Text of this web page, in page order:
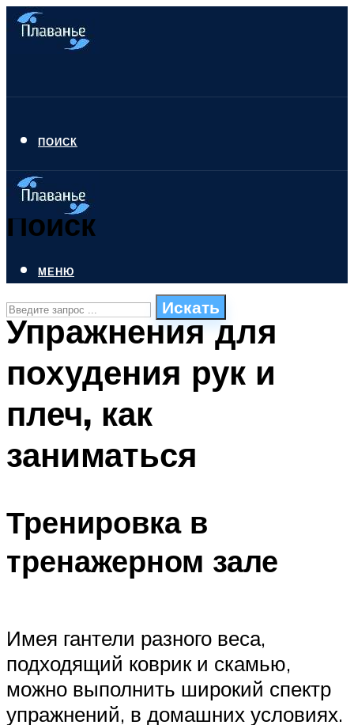
ПОИСК
Поиск
Искать
СТИЛИ ПЛАВАНЬЯ
ПЛАВАНЬЕ ДЛЯ ДЕТЕЙ
БАССЕЙН ДЛЯ ДОМА
МЕНЮ
Упражнения для
похудения рук и
плеч, как
заниматься
Тренировка в
тренажерном зале
Имея гантели разного веса,
подходящий коврик и скамью,
можно выполнить широкий спектр
упражнений, в домашних условиях.